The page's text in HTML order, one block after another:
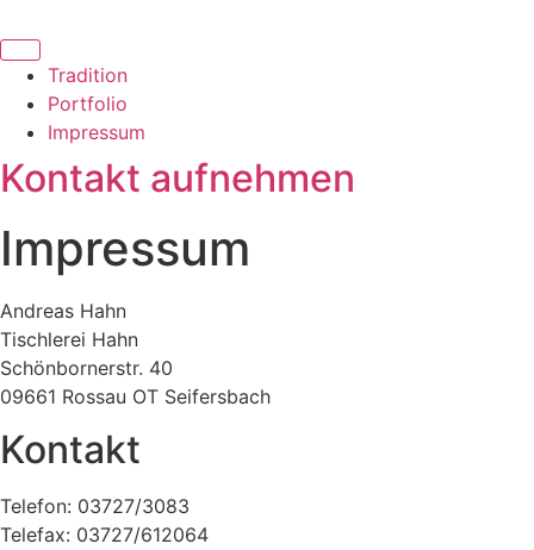
Inhalt
springenTradition
Portfolio
Impressum
Kontakt aufnehmen
Impressum
Andreas Hahn
Tischlerei Hahn
Schönbornerstr. 40
09661 Rossau OT Seifersbach
Kontakt
Telefon: 03727/3083
Telefax: 03727/612064